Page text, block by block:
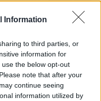
Information
to third parties, or
information for
the below opt-out
note that after your
continue seeing
information utilized by
για
στη Νέα
η λήψη DNA
του